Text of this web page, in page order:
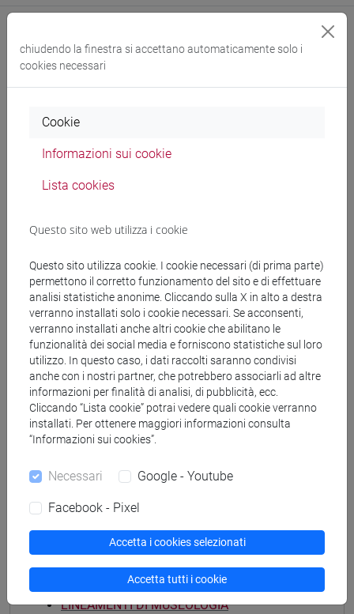
Programma
Docenti
GAMBACURTA Giovanna
Materiali didattici
Materiali su Moodle
Corsi di studio e percorsi
[EM3] ECONOMIA E GESTIONE DELLE ARTI E
magistrale (DM270)
LINEAMENTI DI MUSEOLOGIA
chiudendo la finestra si accettano automaticamente solo i
cookies necessari
Cookie
Informazioni sui cookie
Lista cookies
Questo sito web utilizza i cookie
Questo sito utilizza cookie. I cookie necessari (di prima parte)
permettono il corretto funzionamento del sito e di effettuare
analisi statistiche anonime. Cliccando sulla X in alto a destra
verranno installati solo i cookie necessari. Se acconsenti,
verranno installati anche altri cookie che abilitano le
funzionalità dei social media e forniscono statistiche sul loro
utilizzo. In questo caso, i dati raccolti saranno condivisi
anche con i nostri partner, che potrebbero associarli ad altre
informazioni per finalità di analisi, di pubblicità, ecc.
Cliccando “Lista cookie” potrai vedere quali cookie verranno
installati. Per ottenere maggiori informazioni consulta
“Informazioni sui cookies”.
Necessari Google - Youtube
Facebook - Pixel
Accetta i cookies selezionati
Accetta tutti i cookie